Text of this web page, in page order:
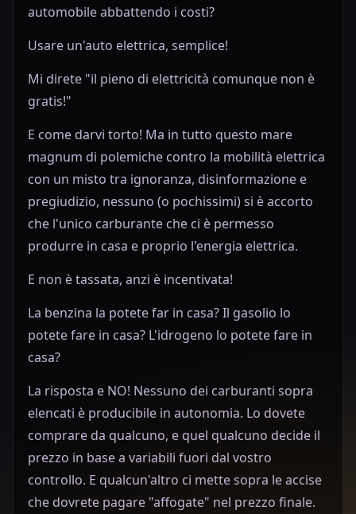
automobile abbattendo i costi?
Usare un'auto elettrica, semplice!
Mi direte "il pieno di elettricità comunque non è
gratis!"
E come darvi torto! Ma in tutto questo mare
magnum di polemiche contro la mobilità elettrica
con un misto tra ignoranza, disinformazione e
pregiudizio, nessuno (o pochissimi) si è accorto
che l'unico carburante che ci è permesso
produrre in casa e proprio l'energia elettrica.
E non è tassata, anzi è incentivata!
La benzina la potete far in casa? Il gasolio lo
potete fare in casa? L'idrogeno lo potete fare in
casa?
La risposta e NO! Nessuno dei carburanti sopra
elencati è producibile in autonomia. Lo dovete
comprare da qualcuno, e quel qualcuno decide il
prezzo in base a variabili fuori dal vostro
controllo. E qualcun'altro ci mette sopra le accise
che dovrete pagare "affogate" nel prezzo finale.